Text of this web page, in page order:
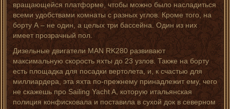
вращающейся платформе, чтобы можно было насладиться
всеми удобствами комнаты с разных углов. Кроме того, на
борту А – не один, а целых три бассейна. Один из них
имеет прозрачный пол.
Дизельные двигатели MAN RK280 развивают
максимальную скорость яхты до 23 узлов. Также на борту
есть площадка для посадки вертолета, и, к счастью для
миллиардера, эта яхта по-прежнему принадлежит ему, чего
не скажешь про Sailing Yacht A, которую итальянская
полиция конфисковала и поставила в сухой док в северном